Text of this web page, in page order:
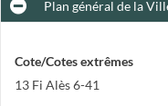
Plan général de la
Cote/Cotes extrêmes
13 Fi Alès 6-41